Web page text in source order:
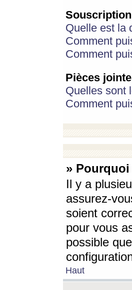
Quelle est la
Comment
Comment
Pièces
Quelles sont
Comment
»
Il y a
assurez-
soient
pour vous
possible
Haut